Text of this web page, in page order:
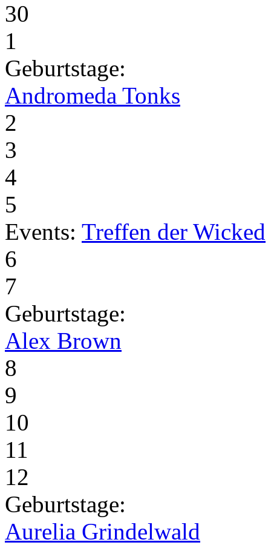
30
1
Geburtstage:
Andromeda Tonks
2
3
4
5
Events: Treffen der Wicked
6
7
Geburtstage:
Alex Brown
8
9
10
11
12
Geburtstage:
Aurelia Grindelwald